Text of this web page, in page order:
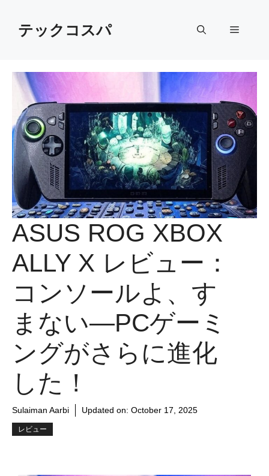
contentテックコスパ Menu
ASUS ROG XBOX
ALLY X レビュー：
コンソールよ、す
まない—PCゲーミ
ングがさらに進化
した！
Sulaiman Aarbi Updated on: October 17, 2025
レビュー